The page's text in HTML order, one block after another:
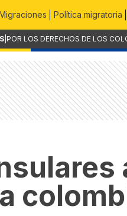
Política migratoria
POR LOS DERECHOS DE LOS